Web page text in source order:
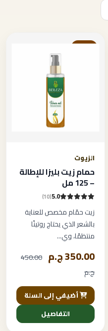
خصم
الزيوت
حمام زيت بليزا للإطالة
– 125 مل
5.0
(10)
زيت حمّام مخصص للعناية
بالشعر الذي يحتاج روتينًا
منتظمًا، وي...
350.00 ج.م
450.00
ج.م
أضيفي إلى السلة
التفاصيل